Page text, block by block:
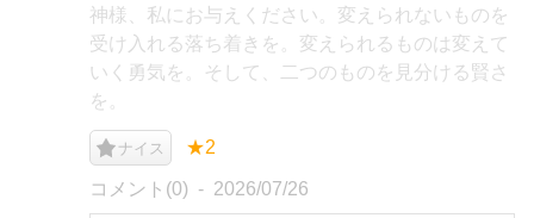
神様、私にお与えください。変えられないものを
受け入れる落ち着きを。変えられるものは変えて
いく勇気を。そして、二つのものを見分ける賢さ
を。
ナイス ★2
コメント(0) 2026/07/26